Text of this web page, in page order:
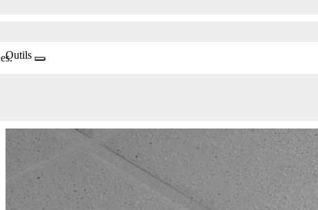
Outils